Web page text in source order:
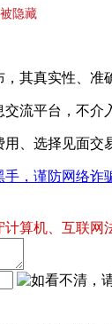
隐藏
其真实性、准
流平台，不介
、选择见面交
，谨防网络诈
算机、互联